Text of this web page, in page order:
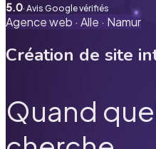
5.0· Avis Google vérifiés
Agence web · Alle · Namur
Création de site
Quand